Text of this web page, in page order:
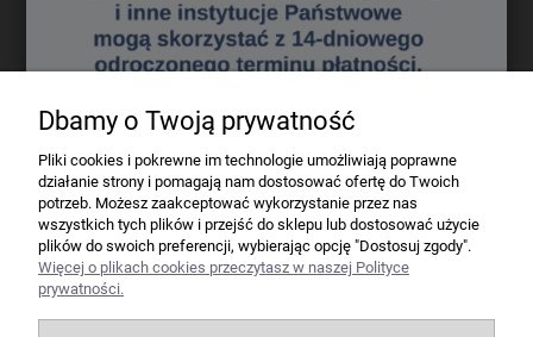
100 - 200 zł
9,80 zł
200 - 300 zł
7,60 zł
powyżej 300 zł
GRATIS
Firma
Bindownice wg producentów
Niszczarki wg producentów
Dbamy o Twoją prywatność
Pliki cookies i pokrewne im technologie umożliwiają poprawne
działanie strony i pomagają nam dostosować ofertę do Twoich
potrzeb. Możesz zaakceptować wykorzystanie przez nas
wszystkich tych plików i przejść do sklepu lub dostosować użycie
plików do swoich preferencji, wybierając opcję "Dostosuj zgody".
Więcej o plikach cookies przeczytasz w naszej Polityce
prywatności.